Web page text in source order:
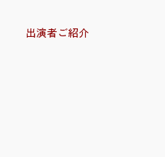
出演者ご紹介